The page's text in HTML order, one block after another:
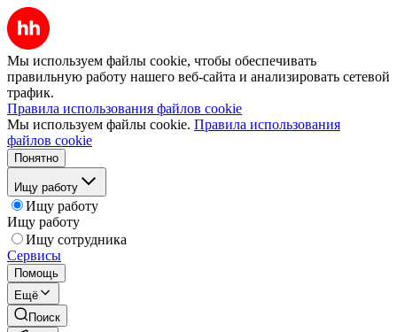
Мы используем файлы cookie, чтобы обеспечивать
правильную работу нашего веб-сайта и анализировать сетевой
трафик.
Правила использования файлов cookie
Мы используем файлы cookie. Правила использования
файлов cookie
Понятно
Ищу работу
Ищу работу
Ищу работу
Ищу сотрудника
Сервисы
Помощь
Ещё
Поиск